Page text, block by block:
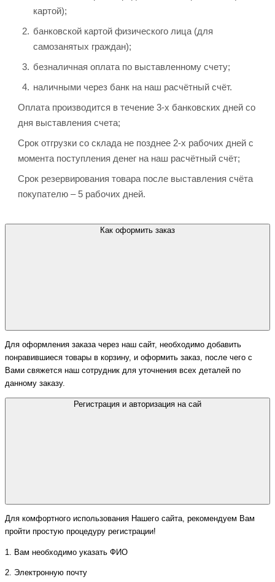
картой);
банковской картой физического лица (для
самозанятых граждан);
безналичная оплата по выставленному счету;
наличными через банк на наш расчётный счёт.
Оплата производится в течение 3-х банковских дней со
дня выставления счета;
Срок отгрузки со склада не позднее 2-х рабочих дней с
момента поступления денег на наш расчётный счёт;
Срок резервирования товара после выставления счёта
покупателю – 5 рабочих дней.
Как оформить заказ
Для оформления заказа через наш сайт, необходимо добавить
понравившиеся товары в корзину, и оформить заказ, после чего с
Вами свяжется наш сотрудник для уточнения всех деталей по
данному заказу.
Регистрация и авторизация на сай
Для комфортного использования Нашего сайта, рекомендуем Вам
пройти простую процедуру регистрации!
1. Вам необходимо указать ФИО
2. Электронную почту